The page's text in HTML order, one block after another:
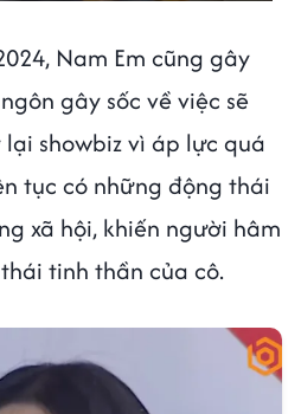
Nam Em cũng gây
gây sốc về việc sẽ
showbiz vì áp lực quá
tục có những động thái
xã hội, khiến người hâm
tinh thần của cô.